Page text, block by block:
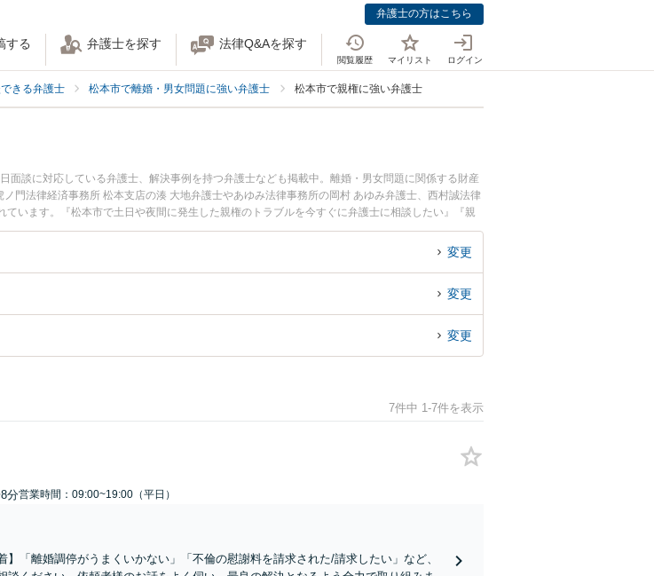
弁護士の方はこちら
する 弁護士を探す 法律Q&Aを探す
閲覧履歴 マイリスト ログイン
きる弁護士 松本市で離婚・男女問題に強い弁護士 松本市で親権に強い弁護士
談に対応している弁護士、解決事例を持つ弁護士なども掲載中。離婚・男女問題に関係する財産
門法律経済事務所 松本支店の湊 大地弁護士やあゆみ法律事務所の岡村 あゆみ弁護士、西村誠法律
います。『松本市で土日や夜間に発生した親権のトラブルを今すぐに弁護士に相談したい』『親
権を法律相談できる松本市内の弁護士に相談予約したい』などでお困りの相談者さんにおすすめで
変更
変更
変更
7件中 1-7件を表示
分営業時間：09:00~19:00（平日）
】「離婚調停がうまくいかない」「不倫の慰謝料を請求された/請求したい」など、